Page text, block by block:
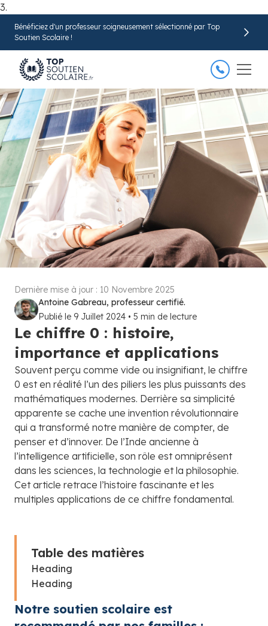
3.
Trouver mon professeur
Bénéficiez d'un professeur soigneusement sélectionné par Top
Soutien Scolaire !
Dernière mise à jour : 10 Novembre 2025
Antoine Gabreau, professeur certifié.
Publié le 9 Juillet 2024 • 5 min de lecture
Le chiffre 0 : histoire,
importance et applications
Souvent perçu comme vide ou insignifiant, le chiffre
0 est en réalité l’un des piliers les plus puissants des
mathématiques modernes. Derrière sa simplicité
apparente se cache une invention révolutionnaire
qui a transformé notre manière de compter, de
penser et d’innover. De l’Inde ancienne à
l’intelligence artificielle, son rôle est omniprésent
dans les sciences, la technologie et la philosophie.
Cet article retrace l’histoire fascinante et les
multiples applications de ce chiffre fondamental.
Table des matières
Heading
Heading
Notre soutien scolaire est